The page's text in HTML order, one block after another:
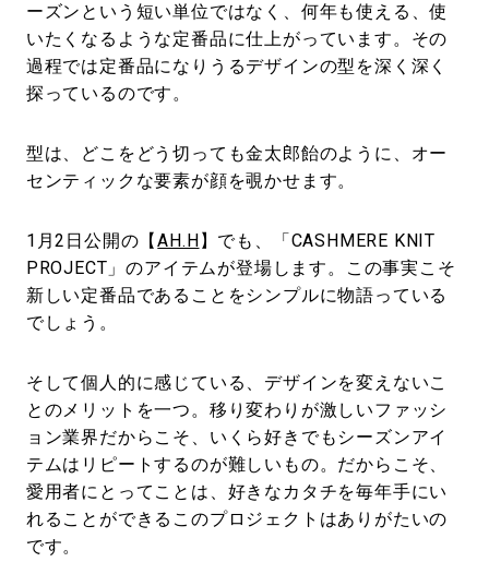
ーズンという短い単位ではなく、何年も使える、使
いたくなるような定番品に仕上がっています。その
過程では定番品になりうるデザインの型を深く深く
探っているのです。
型は、どこをどう切っても金太郎飴のように、オー
センティックな要素が顔を覗かせます。
1月2日公開の【AH.H】でも、「CASHMERE KNIT
PROJECT」のアイテムが登場します。この事実こそ
新しい定番品であることをシンプルに物語っている
でしょう。
そして個人的に感じている、デザインを変えないこ
とのメリットを一つ。移り変わりが激しいファッシ
ョン業界だからこそ、いくら好きでもシーズンアイ
テムはリピートするのが難しいもの。だからこそ、
愛用者にとってことは、好きなカタチを毎年手にい
れることができるこのプロジェクトはありがたいの
です。